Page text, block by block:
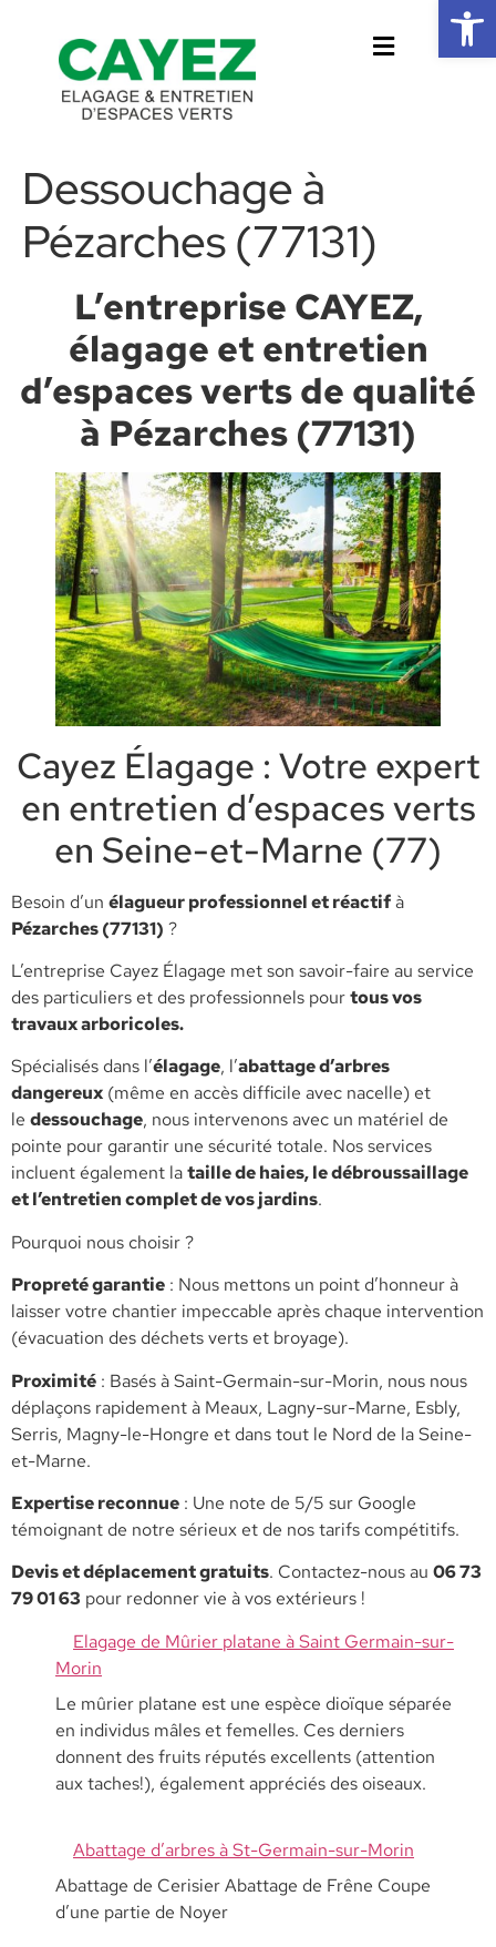
Dessouchage à
Pézarches (77131)
L’entreprise CAYEZ,
élagage et entretien
d’espaces verts de qualité
à Pézarches (77131)
Cayez Élagage : Votre expert
en entretien d’espaces verts
en Seine-et-Marne (77)
​Besoin d’un élagueur professionnel et réactifà
Pézarches (77131) ?
L’entreprise Cayez Élagage met son savoir-faire au service
des particuliers et des professionnels pourtous vos
travaux arboricoles.
​Spécialisés dans l’élagage, l’abattage d’arbres
dangereux (même en accès difficile avec nacelle) et
le dessouchage, nous intervenons avec un matériel de
pointe pour garantir une sécurité totale. Nos services
incluent également lataille de haies, le débroussaillage
et l’entretien complet de vos jardins.
​Pourquoi nous choisir ?
​Propreté garantie : Nous mettons un point d’honneur à
laisser votre chantier impeccable après chaque intervention
(évacuation des déchets verts et broyage).
​Proximité : Basés à Saint-Germain-sur-Morin, nous nous
déplaçons rapidement à Meaux, Lagny-sur-Marne, Esbly,
Serris, Magny-le-Hongre et dans tout le Nord de la Seine-
et-Marne.
​Expertise reconnue : Une note de 5/5 sur Google
témoignant de notre sérieux et de nos tarifs compétitifs.
​Devis et déplacement gratuits. Contactez-nous au 06 73
79 01 63 pour redonner vie à vos extérieurs !
Elagage de Mûrier platane à Saint Germain-sur-
Morin
Le mûrier platane est une espèce dioïque séparée
en individus mâles et femelles. Ces derniers
donnent des fruits réputés excellents (attention
aux taches!), également appréciés des oiseaux.
Abattage d’arbres à St-Germain-sur-Morin
Abattage de Cerisier Abattage de Frêne Coupe
d’une partie de Noyer